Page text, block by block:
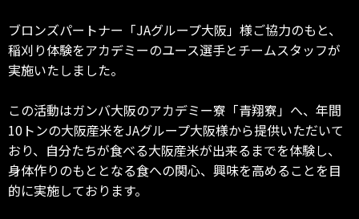
ブロンズパートナー「JAグループ大阪」様ご協力のもと、
稲刈り体験をアカデミーのユース選手とチームスタッフが
実施いたしました。
この活動はガンバ大阪のアカデミー寮「青翔寮」へ、年間
10トンの大阪産米をJAグループ大阪様から提供いただいて
おり、自分たちが食べる大阪産米が出来るまでを体験し、
身体作りのもととなる食への関心、興味を高めることを目
的に実施しております。